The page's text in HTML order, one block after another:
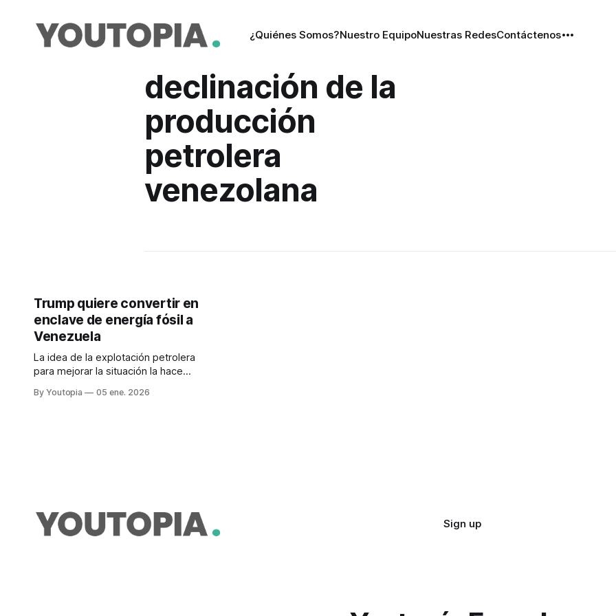
¿Quiénes Somos?Nuestro EquipoNuestras RedesContáctenos
declinación de la
producción
petrolera
venezolana
Trump quiere convertir en
enclave de energía fósil a
Venezuela
La idea de la explotación petrolera
para mejorar la situación la hace
nueva presidenta Rodríguez habla
By Youtopia 05 ene. 2026
Sign up